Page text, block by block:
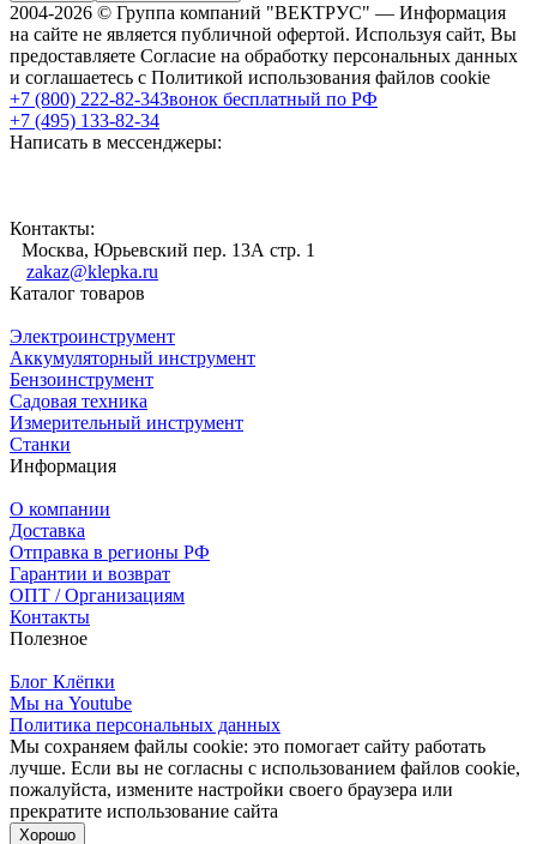
2004-2026 © Группа компаний "ВЕКТРУС" — Информация
на сайте не является публичной офертой. Используя сайт, Вы
предоставляете Согласие на обработку персональных данных
и соглашаетесь с Политикой использования файлов cookie
+7 (800) 222-82-34Звонок бесплатный по РФ
+7 (495) 133-82-34
Написать в мессенджеры:
Контакты:
Москва, Юрьевский пер. 13А стр. 1
zakaz@klepka.ru
Каталог товаров
Электроинструмент
Аккумуляторный инструмент
Бензоинструмент
Садовая техника
Измерительный инструмент
Станки
Информация
О компании
Доставка
Отправка в регионы РФ
Гарантии и возврат
ОПТ / Организациям
Контакты
Полезное
Блог Клёпки
Мы на Youtube
Политика персональных данных
Мы сохраняем файлы cookie: это помогает сайту работать
лучше. Если вы не согласны с использованием файлов cookie,
пожалуйста, измените настройки своего браузера или
прекратите использование сайта
Хорошо